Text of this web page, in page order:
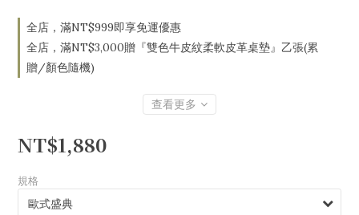
全店，滿NT$999即享免運優惠
全店，滿NT$3,000贈『雙色牛皮紋柔軟皮革桌墊』乙張(累
贈/顏色隨機)
查看更多
NT$1,880
規格